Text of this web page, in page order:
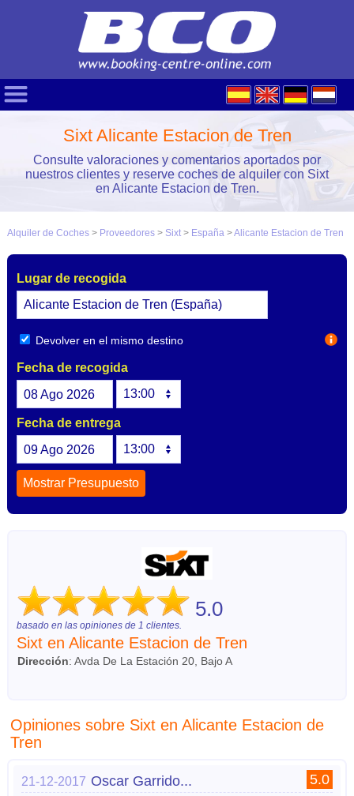
Sixt Alicante Estacion de Tren
Consulte valoraciones y comentarios aportados por
nuestros clientes y reserve coches de alquiler con Sixt
en Alicante Estacion de Tren.
Alquiler de Coches> Proveedores> Sixt> España >Alicante Estacion de Tren
Lugar de recogida
Devolver en el mismo destino
Fecha de recogida
08Ago 2026
Fecha de entrega
09Ago 2026
5.0
basado en las opiniones de 1 clientes.
Sixt en Alicante Estacion de Tren
Dirección: Avda De La Estación 20, Bajo A
Opiniones sobre Sixt en Alicante Estacion de
Tren
21-12-2017 Oscar Garrido... 5.0